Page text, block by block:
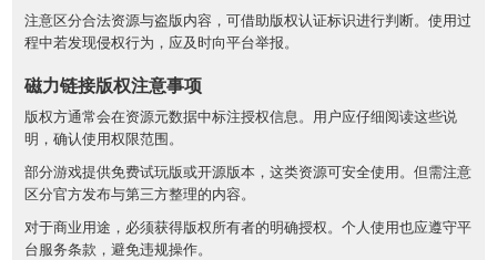
注意区分合法资源与盗版内容，可借助版权认证标识进行判断。使用过
程中若发现侵权行为，应及时向平台举报。
磁力链接版权注意事项
版权方通常会在资源元数据中标注授权信息。用户应仔细阅读这些说
明，确认使用权限范围。
部分游戏提供免费试玩版或开源版本，这类资源可安全使用。但需注意
区分官方发布与第三方整理的内容。
对于商业用途，必须获得版权所有者的明确授权。个人使用也应遵守平
台服务条款，避免违规操作。